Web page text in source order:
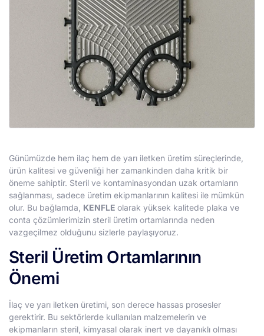
Günümüzde hem ilaç hem de yarı iletken üretim süreçlerinde,
ürün kalitesi ve güvenliği her zamankinden daha kritik bir
öneme sahiptir. Steril ve kontaminasyondan uzak ortamların
sağlanması, sadece üretim ekipmanlarının kalitesi ile mümkün
olur. Bu bağlamda, KENFLE olarak yüksek kalitede plaka ve
conta çözümlerimizin steril üretim ortamlarında neden
vazgeçilmez olduğunu sizlerle paylaşıyoruz.
Steril Üretim Ortamlarının
Önemi
İlaç ve yarı iletken üretimi, son derece hassas prosesler
gerektirir. Bu sektörlerde kullanılan malzemelerin ve
ekipmanların steril, kimyasal olarak inert ve dayanıklı olması